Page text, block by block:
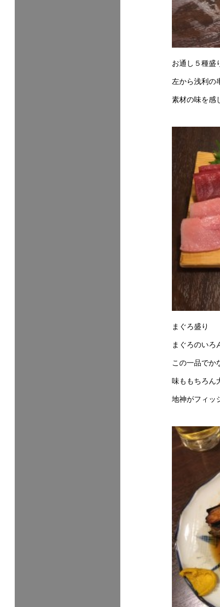
お通し５種盛
左から浅利の
素材の味を感
まぐろ盛り
まぐろのいろ
この一品でか
味ももちろん
地神がフィッ